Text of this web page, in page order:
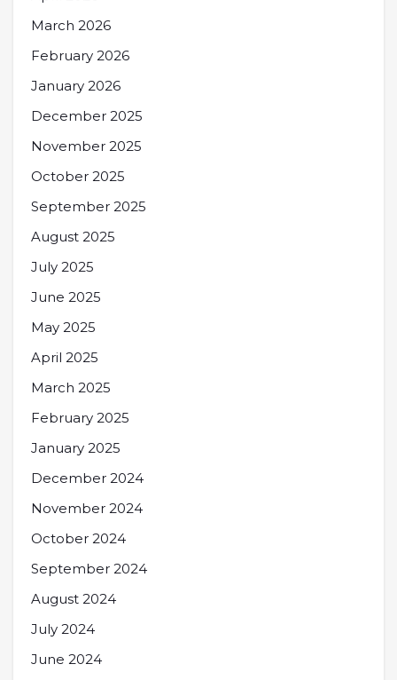
March 2026
February 2026
January 2026
December 2025
November 2025
October 2025
September 2025
August 2025
July 2025
June 2025
May 2025
April 2025
March 2025
February 2025
January 2025
December 2024
November 2024
October 2024
September 2024
August 2024
July 2024
June 2024